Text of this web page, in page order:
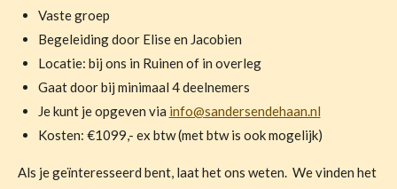
Vaste groep
Begeleiding door Elise en Jacobien
Locatie: bij ons in Ruinen of in overleg
Gaat door bij minimaal 4 deelnemers
Je kunt je opgeven via info@sandersendehaan.nl
Kosten: €1099,- ex btw (met btw is ook mogelijk)
Als je geïnteresseerd bent, laat het ons weten. We vinden het